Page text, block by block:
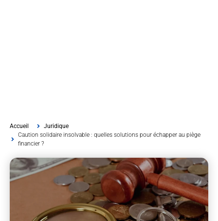
Accueil
Juridique
Caution solidaire insolvable : quelles solutions pour échapper au piège
financier ?